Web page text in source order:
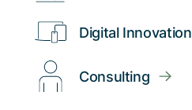
Digital Innovation
Consulting